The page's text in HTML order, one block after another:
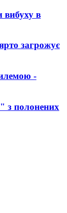
вибуху в
загрожує
-
з полонених